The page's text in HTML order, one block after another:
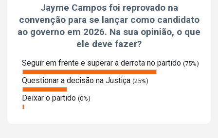
Jayme Campos foi reprovado na
convenção para se lançar como candidato
ao governo em 2026. Na sua opinião, o que
ele deve fazer?
Seguir em frente e superar a derrota no partido (75%)
Questionar a decisão na Justiça (25%)
Deixar o partido (0%)